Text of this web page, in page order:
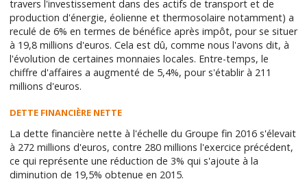
travers l'investissement dans des actifs de transport et de
production d'énergie, éolienne et thermosolaire notamment) a
reculé de 6% en termes de bénéfice après impôt, pour se situer
à 19,8 millions d'euros. Cela est dû, comme nous l'avons dit, à
l'évolution de certaines monnaies locales. Entre-temps, le
chiffre d'affaires a augmenté de 5,4%, pour s'établir à 211
millions d'euros.
DETTE FINANCIÈRE NETTE
La dette financière nette à l'échelle du Groupe fin 2016 s'élevait
à 272 millions d'euros, contre 280 millions l'exercice précédent,
ce qui représente une réduction de 3% qui s'ajoute à la
diminution de 19,5% obtenue en 2015.